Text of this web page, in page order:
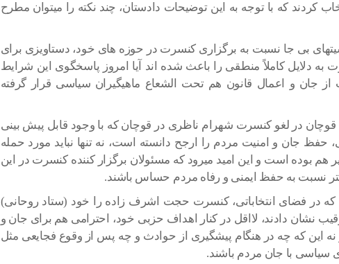
کردند که با توجه به این توضیحات دادستان، چند نکته را میتوان مطرح
بی جا نسبت به برگزاری کنسرت در حوزه های خود، دستاویزی برای
دلایل کاملاً منطقی را باعث شده اند آیا امروز پاسخگوی این شرایط
جان و اعمال قانون هم تحت الشعاع ماهیگیران سیاسی قرار گرفته
قوچان در لغو کنسرت شهرام ناظری در قوچان که با وجود قابل پیش بینی
جان و امنیت مردم را ارجح دانسته است، نه تنها نباید مورد حمله
هم بوده است و این امید میرود که مسئولان برگزار کننده کنسرت در این
نسبت به حفظ ایمنی و رفاه مردم حساس باشند.
که در فضای انتخاباتی، کنسرت حجت اشرف زاده را خود (ستاد روحانی)
نشان دادند، لااقل در کنار اهداف حزبی خود، احترامی هم برای جان و
نه این که چه در هنگام پیشگیری از حوادث و چه پس از وقوع فجایعی مثل
سیاسی با جان مردم باشند.